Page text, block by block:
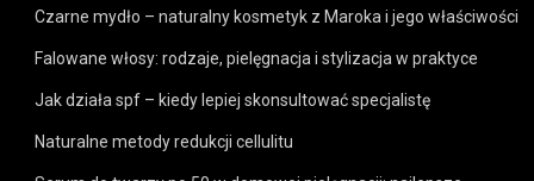
Czarne mydło – naturalny kosmetyk z Maroka i jego właściwości
Falowane włosy: rodzaje, pielęgnacja i stylizacja w praktyce
Jak działa spf – kiedy lepiej skonsultować specjalistę
Naturalne metody redukcji cellulitu